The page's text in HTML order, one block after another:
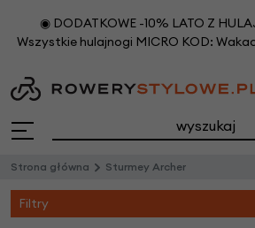
◉ DODATKOWE -10% LATO Z
Wszystkie hulajnogi MICRO KOD:
Strona główna Sturmey Archer
Filtry